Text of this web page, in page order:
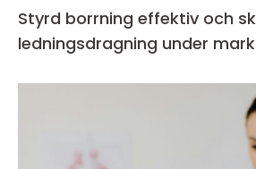
Styrd borrning effektiv och skonsam
ledningsdragning under mark